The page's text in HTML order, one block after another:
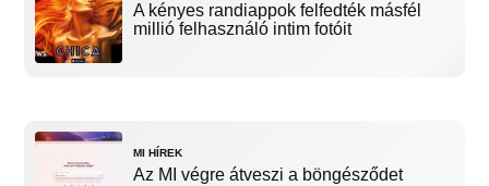
A kényes randiappok felfedték másfél
millió felhasználó intim fotóit
MI HÍREK
Az MI végre átveszi a böngésződet